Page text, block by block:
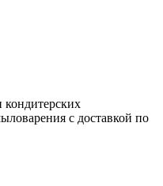
кондитерских
с доставкой по